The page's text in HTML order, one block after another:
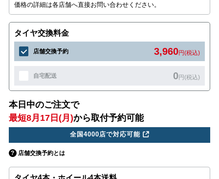
価格の詳細は各店舗へ直接お問い合わせください。
タイヤ交換料金
店舗交換予約 3,960円(税込)
自宅配送 0円(税込)
本日中のご注文で
最短8月17日(月)から取付予約可能
全国4000店で対応可能
店舗交換予約とは